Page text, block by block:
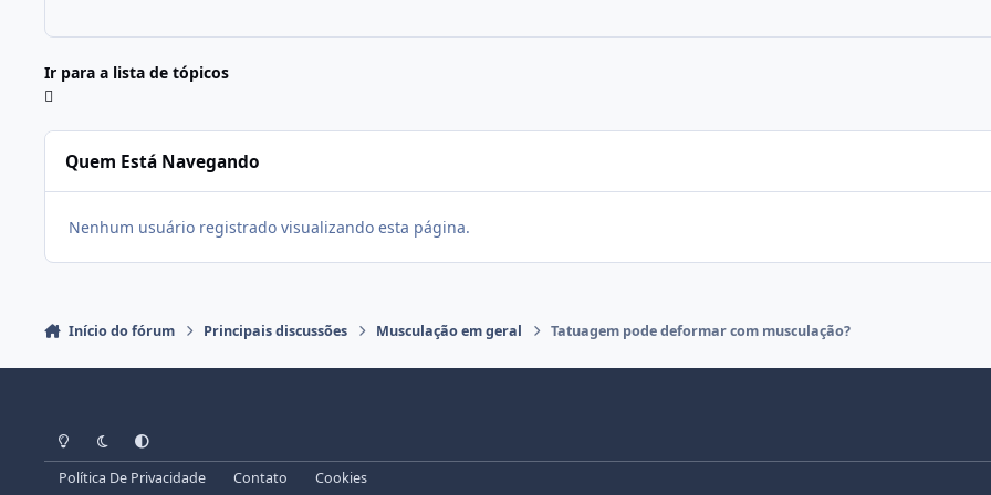
Ir para a lista de tópicos
Quem Está Navegando
Nenhum usuário registrado visualizando esta página.
Início do fórum Principais discussões Musculação em geral Tatuagem pode deformar com musculação?
Modo ClaroModo EscuroPreferência do Sistema
Política De Privacidade Contato Cookies